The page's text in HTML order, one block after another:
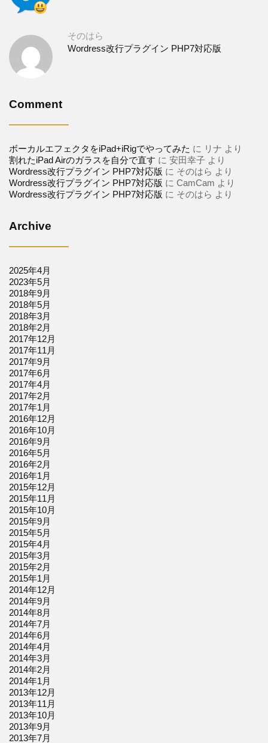
そのはら
Wordress改行プラグイン PHP7対応版
Comment
ボーカルエフェクタをiPad+iRigでやってみた に リナ より
割れたiPad Airのガラスを自分で直す に 安田幸子 より
Wordress改行プラグイン PHP7対応版 に そのはら より
Wordress改行プラグイン PHP7対応版 に CamCam より
Wordress改行プラグイン PHP7対応版 に そのはら より
Archive
2025年4月
2023年5月
2018年9月
2018年5月
2018年3月
2018年2月
2017年12月
2017年11月
2017年9月
2017年6月
2017年4月
2017年2月
2017年1月
2016年12月
2016年10月
2016年9月
2016年5月
2016年2月
2016年1月
2015年12月
2015年11月
2015年10月
2015年9月
2015年5月
2015年4月
2015年3月
2015年2月
2015年1月
2014年12月
2014年9月
2014年8月
2014年7月
2014年6月
2014年4月
2014年3月
2014年2月
2014年1月
2013年12月
2013年11月
2013年10月
2013年9月
2013年7月